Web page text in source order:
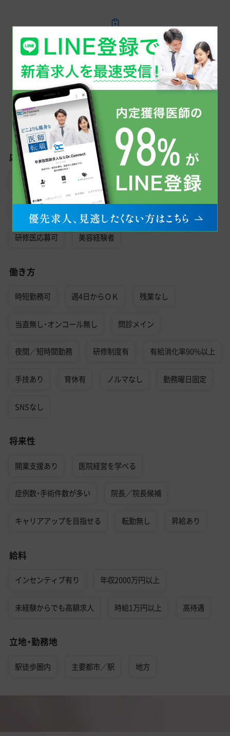
同じ科目で美容医療の医師求人を探す
美容外科
こだわり検索から美容医療の医師求人を探す
応募条件
女性医師におすすめ 専門医資格不問 未経験可
研修医応募可 美容経験者
働き方
時短勤務可 週4日からＯＫ 残業なし
当直無し・オンコール無し 問診メイン
夜間／短時間勤務 研修制度有 有給消化率90%以上
手技あり 育休有 ノルマなし 勤務曜日固定
SNSなし
将来性
開業支援あり 医院経営を学べる
症例数・手術件数が多い 院長／院長候補
キャリアアップを目指せる 転勤無し 昇給あり
給料
インセンティブ有り 年収2000万円以上
未経験からでも高額求人 時給1万円以上 高待遇
立地・勤務地
駅徒歩圏内 主要都市／駅 地方